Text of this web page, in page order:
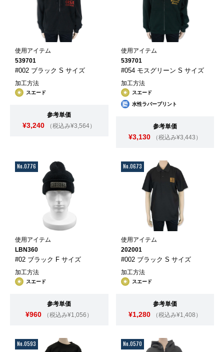
使用アイテム
539701
#002 ブラック S サイズ
加工方法
スエード
参考単価
¥3,240 （税込み¥3,564）
使用アイテム
539701
#054 モスグリーン S サイズ
加工方法
スエード
水性ラバープリント
参考単価
¥3,130 （税込み¥3,443）
No.0776
使用アイテム
LBN360
#02 ブラック F サイズ
加工方法
スエード
参考単価
¥960 （税込み¥1,056）
No.0673
使用アイテム
202001
#002 ブラック S サイズ
加工方法
スエード
参考単価
¥1,280 （税込み¥1,408）
No.0593 No.0570